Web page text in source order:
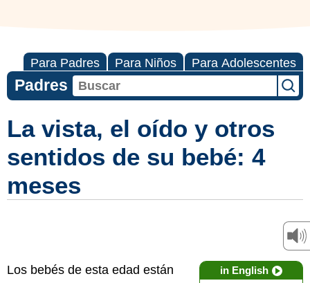
Para Padres Para Niños Para Adolescentes
Padres
La vista, el oído y otros
sentidos de su bebé: 4
meses
in English
Los bebés de esta edad están